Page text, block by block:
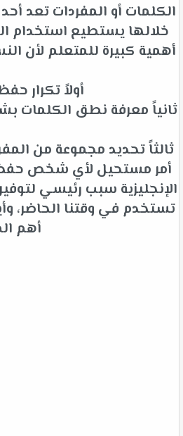
الكلمات أو المفردات تعد
خلالها يستطيع استخدام
أهمية كبيرة للمتعلم لأن
أولاً تكرار
ثانياً معرفة نطق الكلمات
ثالثاً تحديد مجموعة من
أمر مستحيل لأي شخص حفظ
الإنجليزية سبب رئيسي
تستخدم في وقتنا الحاضر،
أهم